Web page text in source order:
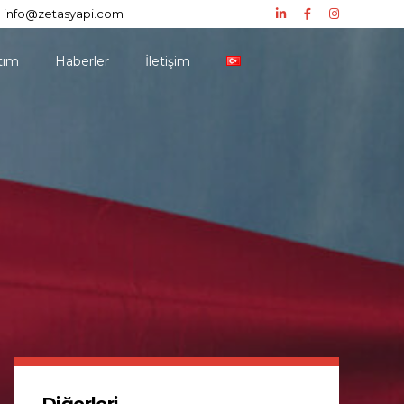
info@zetasyapi.com
Haberler İletişim